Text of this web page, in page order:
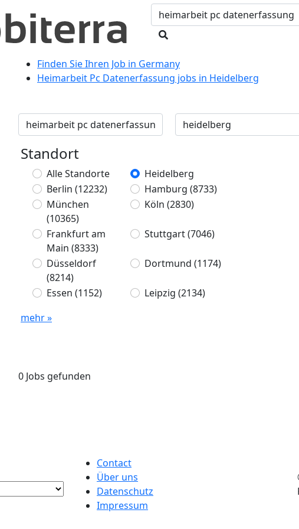
Finden Sie Ihren Job in Germany
Heimarbeit Pc Datenerfassung jobs in Heidelberg
Standort
Alle Standorte
Heidelberg
Berlin (12232) Hamburg (8733)
München
(10365)
Köln (2830)
Frankfurt am
Main (8333)
Stuttgart(7046)
Düsseldorf
(8214)
Dortmund (1174)
Essen (1152) Leipzig (2134)
mehr »
0 Jobs gefunden
Contact
Über uns
Datenschutz
Impressum